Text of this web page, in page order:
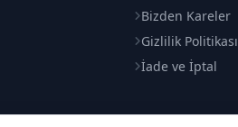
Bizden Kareler
Gizlilik Politikası
İade ve İptal